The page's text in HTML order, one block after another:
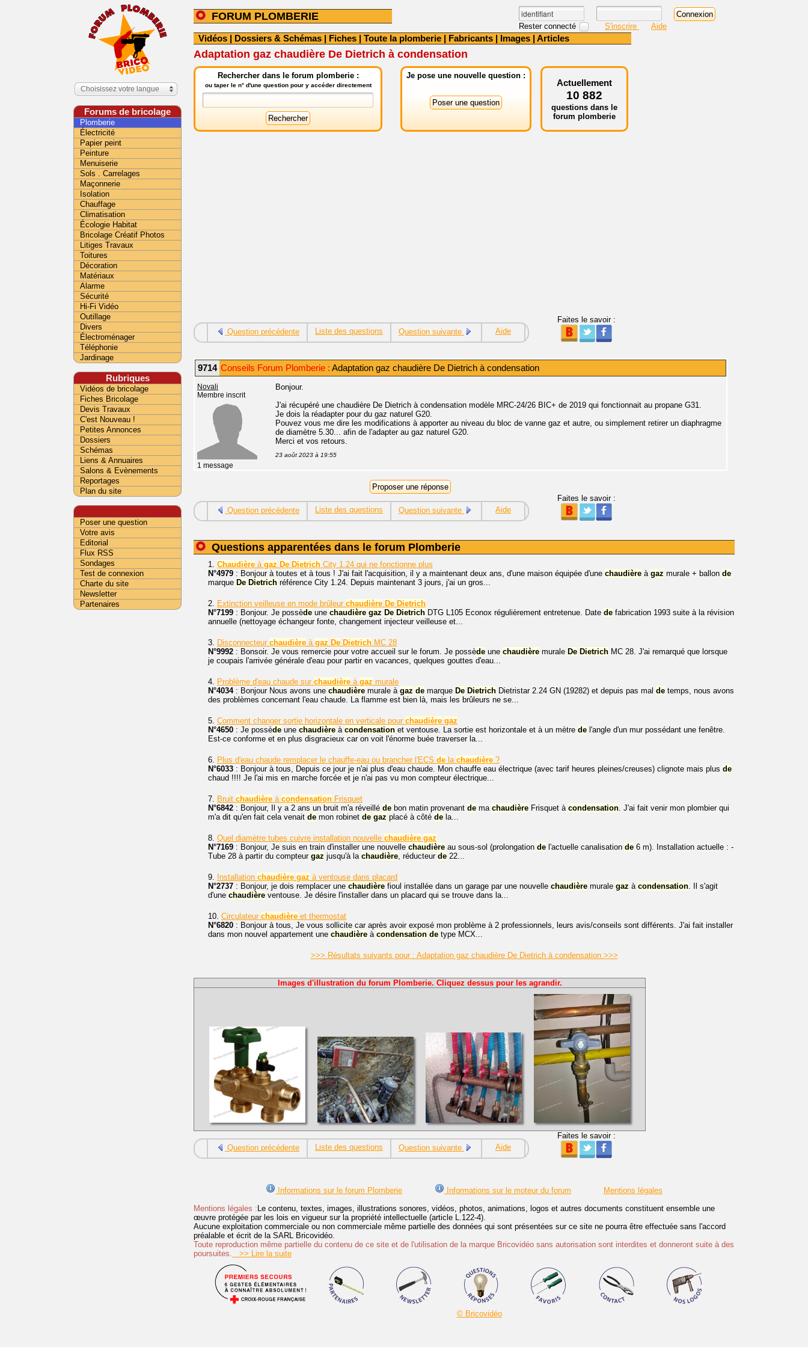
FORUM PLOMBERIE
Rester connecté S'inscrire Aide
Vidéos | Dossiers & Schémas | Fiches | Toute la plomberie | Fabricants | Images | Articles
Adaptation gaz chaudière De Dietrich à condensation
Rechercher dans le forum plomberie :
ou taper le n° d'une question pour y accéder directement
Je pose une nouvelle question :
Actuellement
10 882
questions dans le
forum plomberie
Question précédente Liste des questions Question suivante Aide
Faites le savoir :
9714 Conseils Forum Plomberie : Adaptation gaz chaudière De Dietrich à condensation
Novali
Membre inscrit
1 message
Bonjour.
J'ai récupéré une chaudière De Dietrich à condensation modèle MRC-24/26 BIC+ de 2019 qui fonctionnait au propane G31.
Je dois la réadapter pour du gaz naturel G20.
Pouvez vous me dire les modifications à apporter au niveau du bloc de vanne gaz et autre, ou simplement retirer un diaphragme
de diamètre 5.30... afin de l'adapter au gaz naturel G20.
Merci et vos retours.
23 août 2023 à 19:55
Question précédente Liste des questions Question suivante Aide
Faites le savoir :
Questions apparentées dans le forum Plomberie
1. Chaudière à gaz De Dietrich City 1.24 qui ne fonctionne plus
N°4979 : Bonjour à toutes et à tous ! J'ai fait l'acquisition, il y a maintenant deux ans, d'une maison équipée d'une chaudière à gaz murale + ballon de
marque De Dietrich référence City 1.24. Depuis maintenant 3 jours, j'ai un gros...
2. Extinction veilleuse en mode brûleur chaudière De Dietrich
N°7199 : Bonjour. Je possède une chaudière gaz De Dietrich DTG L105 Econox régulièrement entretenue. Date de fabrication 1993 suite à la révision
annuelle (nettoyage échangeur fonte, changement injecteur veilleuse et...
3. Disconnecteur chaudière à gaz De Dietrich MC 28
N°9992 : Bonsoir. Je vous remercie pour votre accueil sur le forum. Je possède une chaudière murale De Dietrich MC 28. J'ai remarqué que lorsque
je coupais l'arrivée générale d'eau pour partir en vacances, quelques gouttes d'eau...
4. Problème d'eau chaude sur chaudière à gaz murale
N°4034: Bonjour Nous avons une chaudière murale à gaz de marque De Dietrich Dietristar 2.24 GN (19282) et depuis pas mal de temps, nous avons
des problèmes concernant l'eau chaude. La flamme est bien là, mais les brûleurs ne se...
5. Comment changer sortie horizontale en verticale pour chaudière gaz
N°4650 : Je possède une chaudière à condensation et ventouse. La sortie est horizontale et à un mètre de l'angle d'un mur possédant une fenêtre.
Est-ce conforme et en plus disgracieux car on voit l'énorme buée traverser la...
6. Plus d'eau chaude remplacer le chauffe-eau ou brancher l'ECS de la chaudière ?
N°6033 : Bonjour à tous, Depuis ce jour je n'ai plus d'eau chaude. Mon chauffe eau électrique (avec tarif heures pleines/creuses) clignote mais plus de
chaud !!!! Je l'ai mis en marche forcée et je n'ai pas vu mon compteur électrique...
7. Bruit chaudière à condensation Frisquet
N°6842 : Bonjour, Il y a 2 ans un bruit m'a réveillé de bon matin provenant de ma chaudière Frisquet à condensation. J'ai fait venir mon plombier qui
m'a dit qu'en fait cela venait de mon robinet de gaz placé à côté de la...
8. Quel diamètre tubes cuivre installation nouvelle chaudière gaz
N°7169 : Bonjour, Je suis en train d'installer une nouvelle chaudière au sous-sol (prolongation de l'actuelle canalisation de 6 m). Installation actuelle : -
Tube 28 à partir du compteur gaz jusqu'à la chaudière, réducteur de 22...
9. Installation chaudière gaz à ventouse dans placard
N°2737 : Bonjour, je dois remplacer une chaudière fioul installée dans un garage par une nouvelle chaudière murale gaz à condensation. Il s'agit
d'une chaudière ventouse. Je désire l'installer dans un placard qui se trouve dans la...
10. Circulateur chaudière et thermostat
N°6820 : Bonjour à tous, Je vous sollicite car après avoir exposé mon problème à 2 professionnels, leurs avis/conseils sont différents. J'ai fait installer
dans mon nouvel appartement une chaudière à condensation de type MCX...
>>> Résultats suivants pour : Adaptation gaz chaudière De Dietrich à condensation >>>
Images d'illustration du forum Plomberie. Cliquez dessus pour les agrandir.
Question précédente Liste des questions Question suivante Aide
Faites le savoir :
Informations sur le forum Plomberie Informations sur le moteur du forum
Mentions légales
Mentions légales : Le contenu, textes, images, illustrations sonores, vidéos, photos, animations, logos et autres documents constituent ensemble une
œuvre protégée par les lois en vigueur sur la propriété intellectuelle (article L.122-4).
Aucune exploitation commerciale ou non commerciale même partielle des données qui sont présentées sur ce site ne pourra être effectuée sans l'accord
préalable et écrit de la SARL Bricovidéo.
Toute reproduction même partielle du contenu de ce site et de l'utilisation de la marque Bricovidéo sans autorisation sont interdites et donneront suite à des
poursuites.
>> Lire la suite
© Bricovidéo
Choisissez votre langue
Forums de bricolage
Plomberie
Électricité
Papier peint
Peinture
Menuiserie
Sols . Carrelages
Maçonnerie
Isolation
Chauffage
Climatisation
Écologie Habitat
Bricolage Créatif Photos
Litiges Travaux
Toitures
Décoration
Matériaux
Alarme
Sécurité
Hi-Fi Vidéo
Outillage
Divers
Électroménager
Téléphonie
Jardinage
Rubriques
Vidéos de bricolage
Fiches Bricolage
Devis Travaux
C'est Nouveau !
Petites Annonces
Dossiers
Schémas
Liens & Annuaires
Salons & Evènements
Reportages
Plan du site
Poser une question
Votre avis
Editorial
Flux RSS
Sondages
Test de connexion
Charte du site
Newsletter
Partenaires